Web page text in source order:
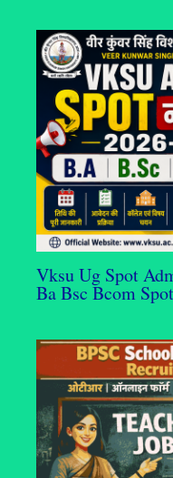
Vksu Ug Spot
Ba Bsc Bcom